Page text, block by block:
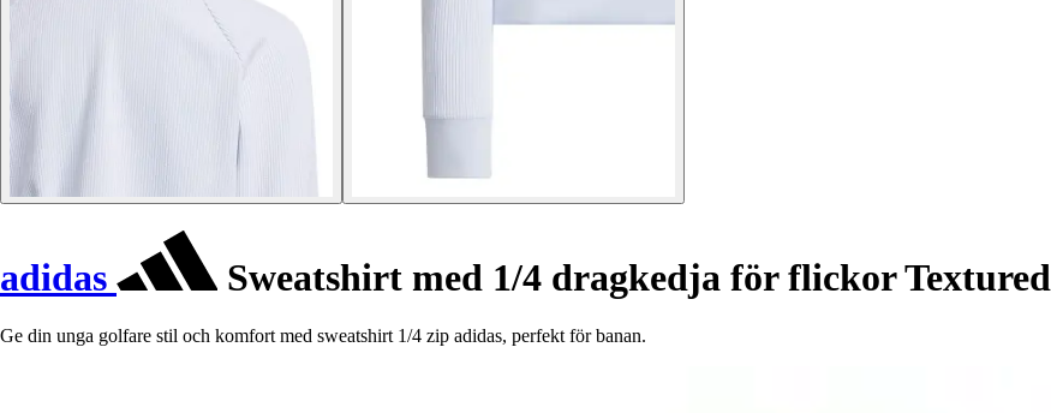
adidas Sweatshirt med 1/4 dragkedja för flickor Textured
Ge din unga golfare stil och komfort med sweatshirt 1/4 zip adidas, perfekt för banan.